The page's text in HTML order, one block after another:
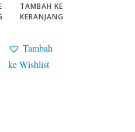
TAMBAH KE
KERANJANG
Tambah
ke Wishlist